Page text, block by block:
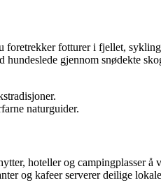
fotturer i fjellet,
gjennom snødekte
naturguider.
hoteller og campingplasser
og kafeer serverer deilige